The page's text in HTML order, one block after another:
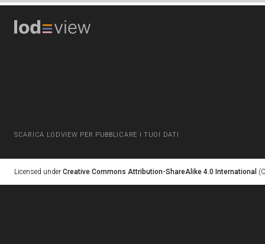
SCARICA LODVIEW PER PUBBLICARE I TUOI DATI
Licensed under Creative Commons Attribution-ShareAlike 4.0 International